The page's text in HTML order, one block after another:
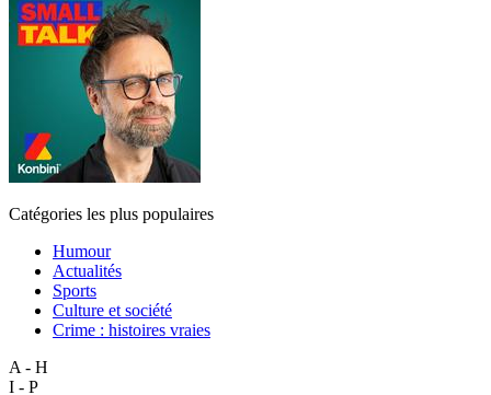
Catégories les plus populaires
Humour
Actualités
Sports
Culture et société
Crime : histoires vraies
A - H
I - P